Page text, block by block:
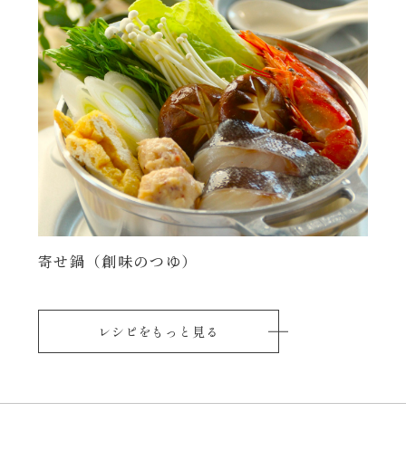
寄せ鍋（創味のつゆ）
レシピをもっと見る